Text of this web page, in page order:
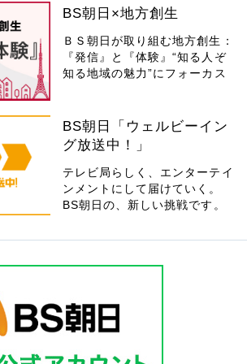
BS朝日×地方創生
ＢＳ朝日が取り組む地方創生：
『発信』と『体験』“知る人ぞ
知る地域の魅力”にフォーカス
BS朝日「ウェルビーイン
グ放送中！」
テレビ局らしく、エンターテイ
ンメントにして届けていく。
BS朝日の、新しい挑戦です。